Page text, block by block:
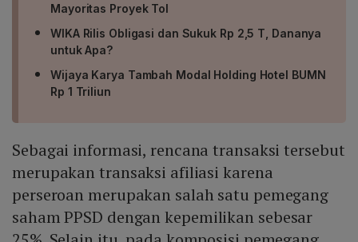
Mayoritas Proyek Tol
WIKA Rilis Obligasi dan Sukuk Rp 2,5 T, Dananya
untuk Apa?
Wijaya Karya Tambah Modal Holding Hotel BUMN
Rp 1 Triliun
Sebagai informasi, rencana transaksi tersebut
merupakan transaksi afiliasi karena
perseroan merupakan salah satu pemegang
saham PPSD dengan kepemilikan sebesar